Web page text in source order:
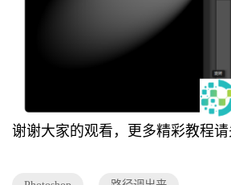
谢谢大家的观看，更多精彩教程